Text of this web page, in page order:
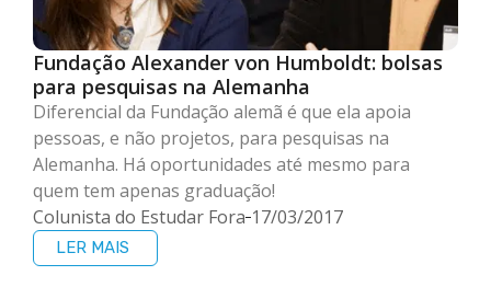
Fundação Alexander von Humboldt: bolsas
para pesquisas na Alemanha
Diferencial da Fundação alemã é que ela apoia
pessoas, e não projetos, para pesquisas na
Alemanha. Há oportunidades até mesmo para
quem tem apenas graduação!
Colunista do Estudar Fora 17/03/2017
LER MAIS